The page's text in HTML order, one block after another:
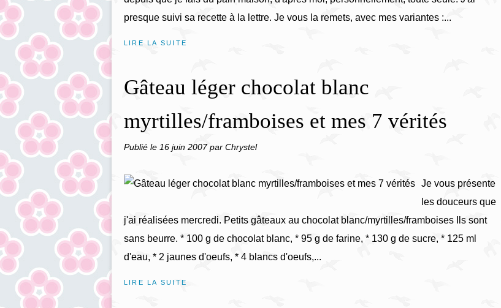
presque suivi sa recette à la lettre. Je vous la remets, avec mes variantes :...
LIRE LA SUITE
Gâteau léger chocolat blanc
myrtilles/framboises et mes 7 vérités
Publié le 16 juin 2007par Chrystel
Je vous présente
les douceurs que
j'ai réalisées mercredi. Petits gâteaux au chocolat blanc/myrtilles/framboises Ils sont
sans beurre. * 100 g de chocolat blanc, * 95 g de farine, * 130 g de sucre, * 125 ml
d'eau, * 2 jaunes d'oeufs, * 4 blancs d'oeufs,...
LIRE LA SUITE